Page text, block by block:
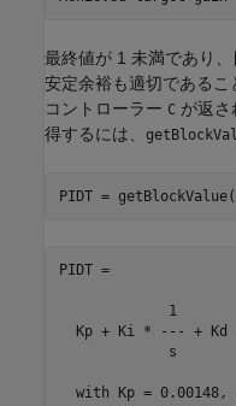
最終値が 1 未満であり
安定余裕も適切であるこ
コントローラー C が返さ
得するには、
PIDT =
PIDT =
1
Kp + Ki * --- + Kd
s
with Kp = 0.00148,